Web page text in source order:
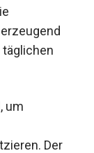
täglichen
um
Der